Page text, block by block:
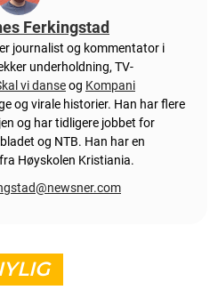
Ferkingstad
er journalist og kommentator i
underholdning, TV-
vi danseog Kompani
og virale historier. Han har flere
og har tidligere jobbet for
og NTB. Han har en
Høyskolen Kristiania.